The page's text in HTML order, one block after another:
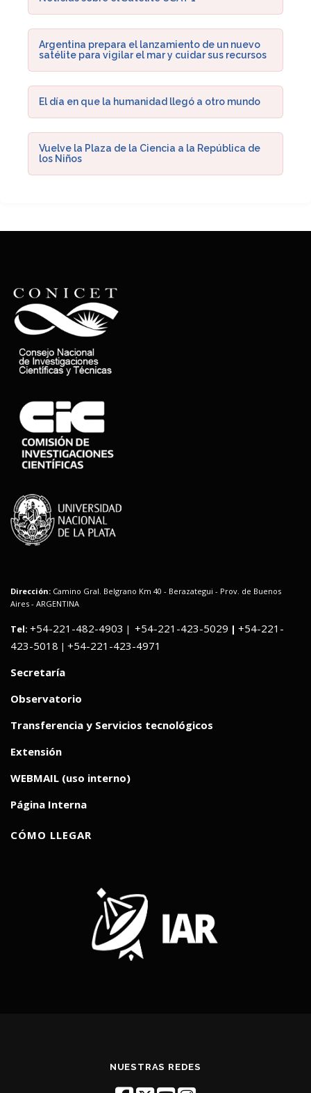
Argentina prepara el lanzamiento de un nuevo
satélite para vigilar el mar y cuidar sus recursos
El día en que la humanidad llegó a otro mundo
Vuelve la Plaza de la Ciencia a la República de
los Niños
Dirección: Camino Gral. Belgrano Km 40 - Berazategui - Prov. de Buenos
Aires - ARGENTINA
Tel: +54-221-482-4903 | +54-221-423-5029 | +54-221-
423-5018 | +54-221-423-4971
Secretaría
Observatorio
Transferencia y Servicios tecnológicos
Extensión
WEBMAIL (uso interno)
Página Interna
CÓMO LLEGAR
NUESTRAS REDES